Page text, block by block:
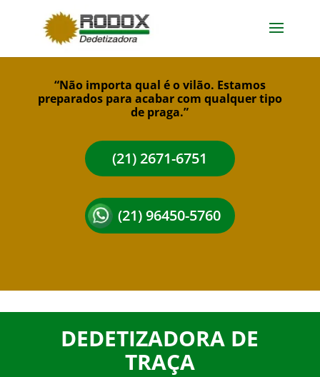
“Não importa qual é o vilão. Estamos
preparados para acabar com qualquer tipo
de praga.”
(21) 2671-6751
(21) 96450-5760
DEDETIZADORA DE
TRAÇA